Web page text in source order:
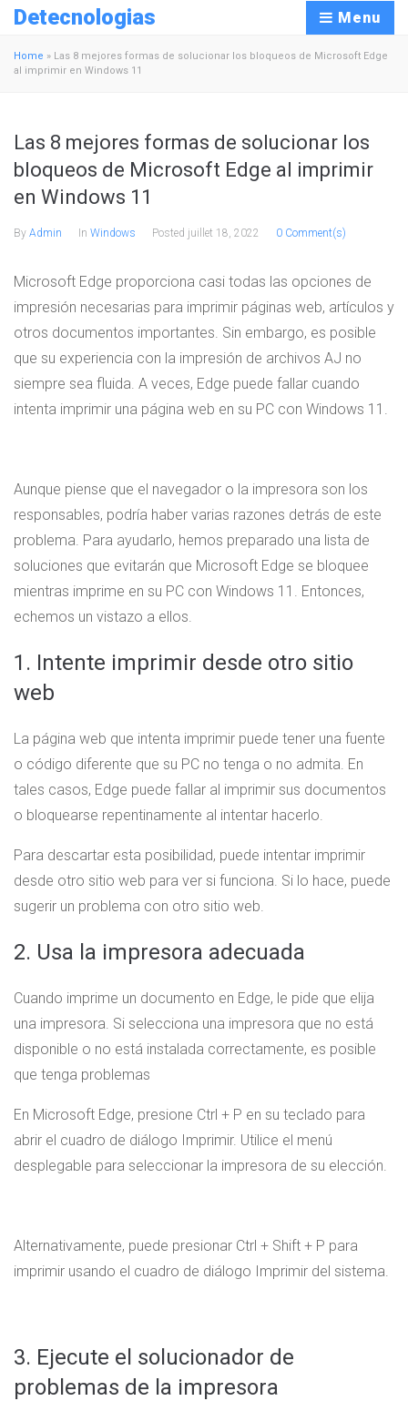
Detecnologias Menu
Home » Las 8 mejores formas de solucionar los bloqueos de Microsoft Edge
al imprimir en Windows 11
Las 8 mejores formas de solucionar los
bloqueos de Microsoft Edge al imprimir
en Windows 11
By Admin In Windows Posted juillet 18, 2022 0 Comment(s)
Microsoft Edge proporciona casi todas las opciones de
impresión necesarias para imprimir páginas web, artículos y
otros documentos importantes. Sin embargo, es posible
que su experiencia con la impresión de archivos AJ no
siempre sea fluida. A veces, Edge puede fallar cuando
intenta imprimir una página web en su PC con Windows 11.
Aunque piense que el navegador o la impresora son los
responsables, podría haber varias razones detrás de este
problema. Para ayudarlo, hemos preparado una lista de
soluciones que evitarán que Microsoft Edge se bloquee
mientras imprime en su PC con Windows 11. Entonces,
echemos un vistazo a ellos.
1. Intente imprimir desde otro sitio
web
La página web que intenta imprimir puede tener una fuente
o código diferente que su PC no tenga o no admita. En
tales casos, Edge puede fallar al imprimir sus documentos
o bloquearse repentinamente al intentar hacerlo.
Para descartar esta posibilidad, puede intentar imprimir
desde otro sitio web para ver si funciona. Si lo hace, puede
sugerir un problema con otro sitio web.
2. Usa la impresora adecuada
Cuando imprime un documento en Edge, le pide que elija
una impresora. Si selecciona una impresora que no está
disponible o no está instalada correctamente, es posible
que tenga problemas
En Microsoft Edge, presione Ctrl + P en su teclado para
abrir el cuadro de diálogo Imprimir. Utilice el menú
desplegable para seleccionar la impresora de su elección.
Alternativamente, puede presionar Ctrl + Shift + P para
imprimir usando el cuadro de diálogo Imprimir del sistema.
3. Ejecute el solucionador de
problemas de la impresora